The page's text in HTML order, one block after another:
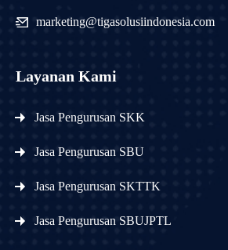
marketing@tigasolusiindonesia.com
Layanan Kami
Jasa Pengurusan SKK
Jasa Pengurusan SBU
Jasa Pengurusan SKTTK
Jasa Pengurusan SBUJPTL